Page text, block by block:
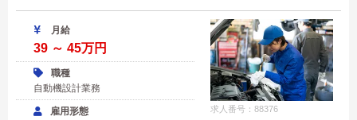
求人番号：88376
月給
39 ～ 45万円
職種
自動機設計業務
雇用形態